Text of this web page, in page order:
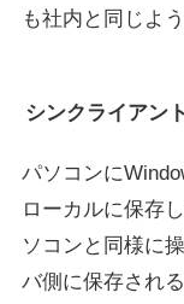
も社内と同じよ
シンクライアン
パソコンに
ローカルに保存
ソコンと同様に
バ側に保存され